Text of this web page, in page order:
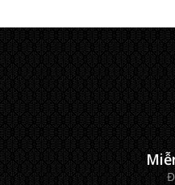
Thiết
khung
chắn vừa
tiết kim
hợp với
là công cụ
trang. Khi